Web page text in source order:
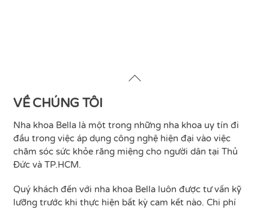
Back
VỀ CHÚNG TÔI
Nha khoa Bella là một trong những nha khoa uy tín đi
đầu trong việc áp dụng công nghệ hiện đại vào việc
chăm sóc sức khỏe răng miệng cho người dân tại Thủ
Đức và TP.HCM.
Quý khách đến với nha khoa Bella luôn được tư vấn kỹ
lưỡng trước khi thực hiện bất kỳ cam kết nào. Chi phí